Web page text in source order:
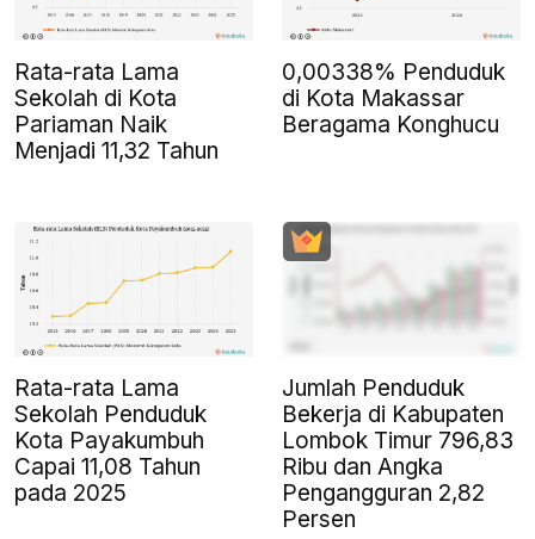
Rata-rata Lama
Sekolah di Kota
Pariaman Naik
Menjadi 11,32 Tahun
0,00338% Penduduk
di Kota Makassar
Beragama Konghucu
Rata-rata Lama
Sekolah Penduduk
Kota Payakumbuh
Capai 11,08 Tahun
pada 2025
Jumlah Penduduk
Bekerja di Kabupaten
Lombok Timur 796,83
Ribu dan Angka
Pengangguran 2,82
Persen